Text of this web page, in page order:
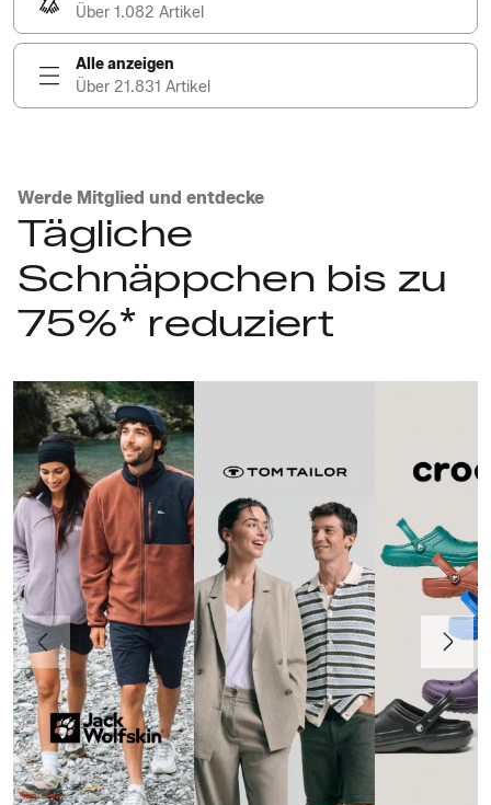
Über 1.082 Artikel
Alle anzeigen
Über 21.831 Artikel
Werde Mitglied und entdecke
Tägliche
Schnäppchen bis zu
75%* reduziert
Vorherige Weiter